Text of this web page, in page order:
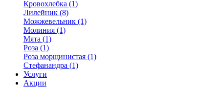
Кровохлебка (1)
Лилейник (8)
Можжевельник (1)
Молиния (1)
Мята (1)
Роза (1)
Роза морщинистая (1)
Стефанандра (1)
Услуги
Акции